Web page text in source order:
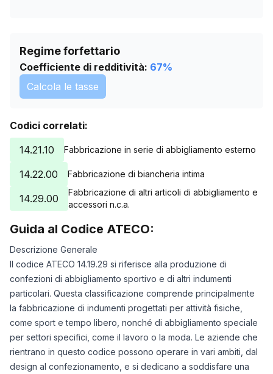
Regime forfettario
Coefficiente di redditività: 67%
Calcola le tasse
Codici correlati:
14.21.10
Fabbricazione in serie di abbigliamento esterno
14.22.00 Fabbricazione di biancheria intima
14.29.00
Fabbricazione di altri articoli di abbigliamento e
accessori n.c.a.
Guida al Codice ATECO:
Descrizione Generale
Il codice ATECO 14.19.29 si riferisce alla produzione di
confezioni di abbigliamento sportivo e di altri indumenti
particolari. Questa classificazione comprende principalmente
la fabbricazione di indumenti progettati per attività fisiche,
come sport e tempo libero, nonché di abbigliamento speciale
per settori specifici, come il lavoro o la moda. Le aziende che
rientrano in questo codice possono operare in vari ambiti, dal
design al confezionamento, e si dedicano a soddisfare una